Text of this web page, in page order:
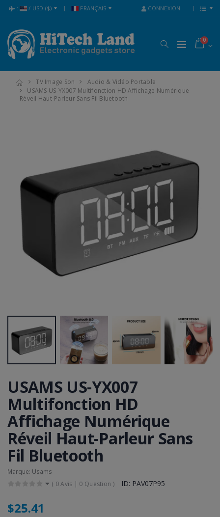
: / USD ($) FRANÇAIS CONNEXION
0
TV Image Son
Audio & Vidéo Portable
USAMS US-YX007 Multifonction HD Affichage Numérique
Réveil Haut-Parleur Sans Fil Bluetooth
USAMS US-YX007
Multifonction HD
Affichage Numérique
Réveil Haut-Parleur Sans
Fil Bluetooth
Marque: Usams
( 0 Avis | 0 Question ) ID: PAV07P95
$25.41